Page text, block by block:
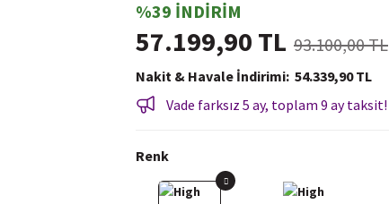
%39 İNDİRİM
57.199,90 TL 93.100,00 TL
Nakit & Havale İndirimi 54.339,90 TL
Vade farksız 5 ay, toplam 9 ay taksit!
Renk